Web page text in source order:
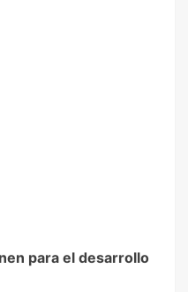
para el desarrollo